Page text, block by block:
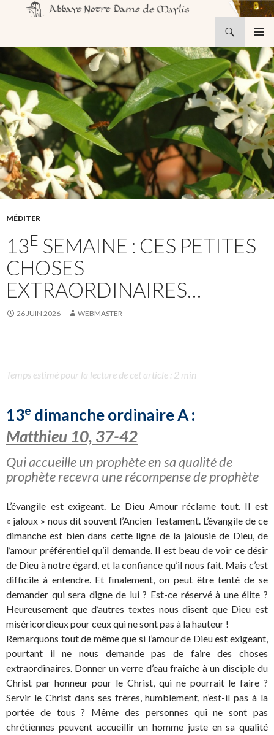
MENU
CONTENU
MÉDITER
13E SEMAINE : CES PETITES
CHOSES
EXTRAORDINAIRES…
26 JUIN 2026 WEBMASTER
Temps estimé pour la lecture de cet article : 2 min
13e dimanche ordinaire A :
Matthieu 10, 37-42
Qui accueille un prophète en sa qualité de
prophète recevra une récompense de prophète
L’évangile est exigeant. Le Dieu Amour réclame tout. Il est
« jaloux » nous dit souvent l’Ancien Testament. L’évangile de ce
dimanche est bien dans cette ligne de la jalousie de Dieu, de
l’amour préférentiel qu’il demande. Il est beau de voir ce désir
de Dieu à notre égard, et la confiance qu’il nous fait. Mais c’est
difficile à entendre. Et finalement, on peut être tenté de se
demander qui sera digne de lui ? Est-ce réservé à une élite ?
Heureusement que d’autres textes nous disent que Dieu est
miséricordieux pour ceux qui ne sont pas à la hauteur !
Remarquons tout de même que si l’amour de Dieu est exigeant,
pourtant il ne nous demande pas de faire des choses
extraordinaires. Donner un verre d’eau fraîche à un disciple du
Christ par honneur pour le Christ, qui ne pourrait le faire ?
Servir le Christ dans ses frères, humblement, n’est-il pas à la
portée de tous ? Même des personnes qui ne sont pas
chrétiennes peuvent accueillir un homme juste en sa qualité